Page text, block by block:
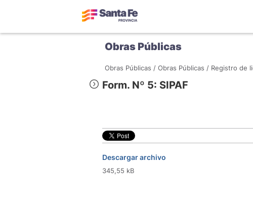
Obras Públicas
Obras Públicas / Obras Públicas / Registro de
Form. Nº 5: SIPAF
Descargar archivo
345,55 kB